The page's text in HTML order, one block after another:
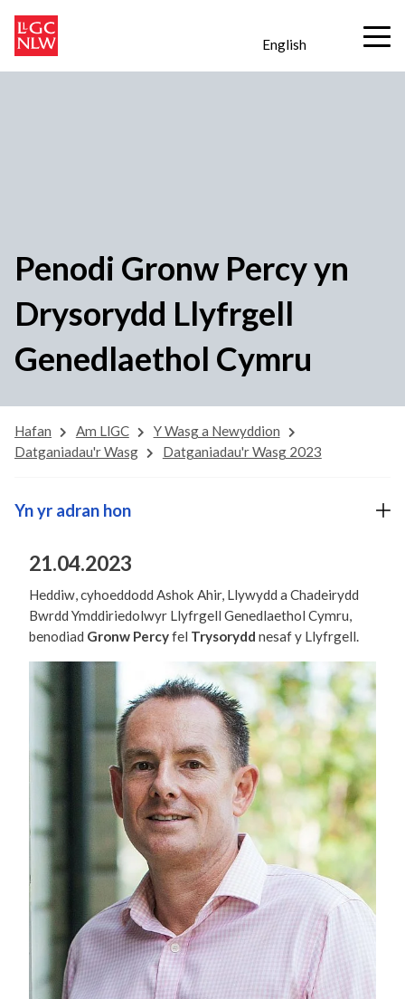
English
Penodi Gronw Percy yn
Drysorydd Llyfrgell
Genedlaethol Cymru
Hafan Am LlGC
Y Wasg a Newyddion
Datganiadau'r Wasg
Datganiadau'r Wasg 2023
21.04.2023
Heddiw, cyhoeddodd Ashok Ahir, Llywydd a Chadeirydd
Bwrdd Ymddiriedolwyr Llyfrgell Genedlaethol Cymru,
benodiad Gronw Percyfel Trysorydd nesaf y Llyfrgell.
Yn yr adran hon